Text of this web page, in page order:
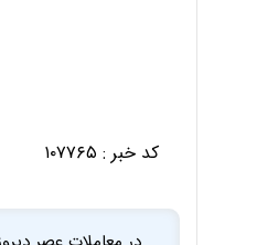
کد خبر : ۱۰۷۷۶۵